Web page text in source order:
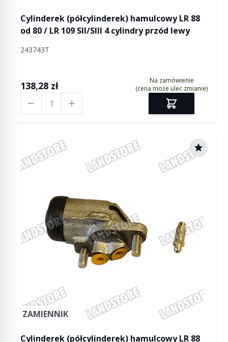
Cylinderek (półcylinderek) hamulcowy LR 88
od 80 / LR 109 SII/SIII 4 cylindry przód lewy
243743T
138,28 zł
Na zamówienie
(cena może ulec zmianie)
ZAMIENNIK
Cylinderek (półcylinderek) hamulcowy LR 88